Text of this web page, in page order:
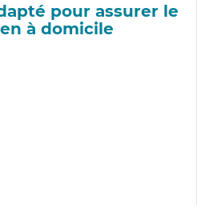
pour assurer le
à domicile